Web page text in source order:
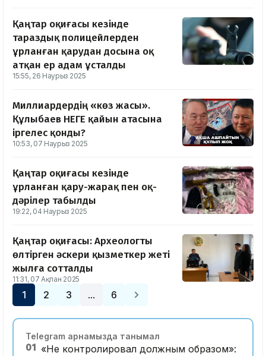
Қаңтар оқиғасы кезінде
тараздық полицейлерден
ұрланған қарудан досына оқ
атқан ер адам ұсталды
15:55, 26 Наурыз 2025
Миллиардердің «көз жасы».
Құлыбаев НЕГЕ қайын атасына
іргелес қонды?
10:53, 07 Наурыз 2025
Қаңтар оқиғасы кезінде
ұрланған қару-жарақ пен оқ-
дәрілер табылды
19:22, 04 Наурыз 2025
Қаңтар оқиғасы: Археологты
өлтірген әскери қызметкер жеті
жылға сотталды
11:31, 07 Ақпан 2025
1 2 3 … 6
Telegram арнамызда танымал
01 «Не контролировал должным образом»: